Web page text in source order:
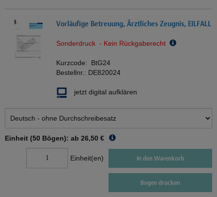
Vorläufige Betreuung, Ärztliches Zeugnis, EILFALL
Sonderdruck - Kein Rückgaberecht
Kurzcode: BtG24
Bestellnr.: DE820024
jetzt digital aufklären
Einheit (50 Bögen): ab 26,50 €
Einheit(en) In den Warenkorb
Bogen drucken